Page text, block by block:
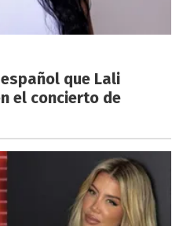
que Lali
el concierto de